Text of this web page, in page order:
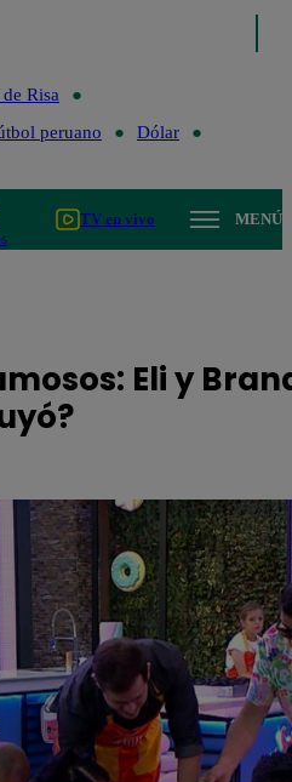
Risa
peruano
Dólar
TV en vivo MENÚ
Eli y